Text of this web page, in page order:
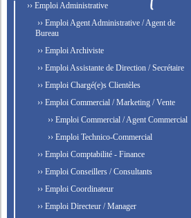
›› Emploi Administrative
›› Emploi Agent Administrative / Agent de
Bureau
›› Emploi Archiviste
›› Emploi Assistante de Direction / Secrétaire
›› Emploi Chargé(e)s Clientèles
›› Emploi Commercial / Marketing / Vente
›› Emploi Commercial / Agent Commercial
›› Emploi Technico-Commercial
›› Emploi Comptabilité - Finance
›› Emploi Conseillers / Consultants
›› Emploi Coordinateur
›› Emploi Directeur / Manager